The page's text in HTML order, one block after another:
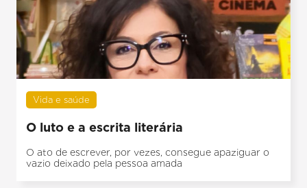
Vida e saúde
O luto e a escrita literária
O ato de escrever, por vezes, consegue apaziguar o
vazio deixado pela pessoa amada